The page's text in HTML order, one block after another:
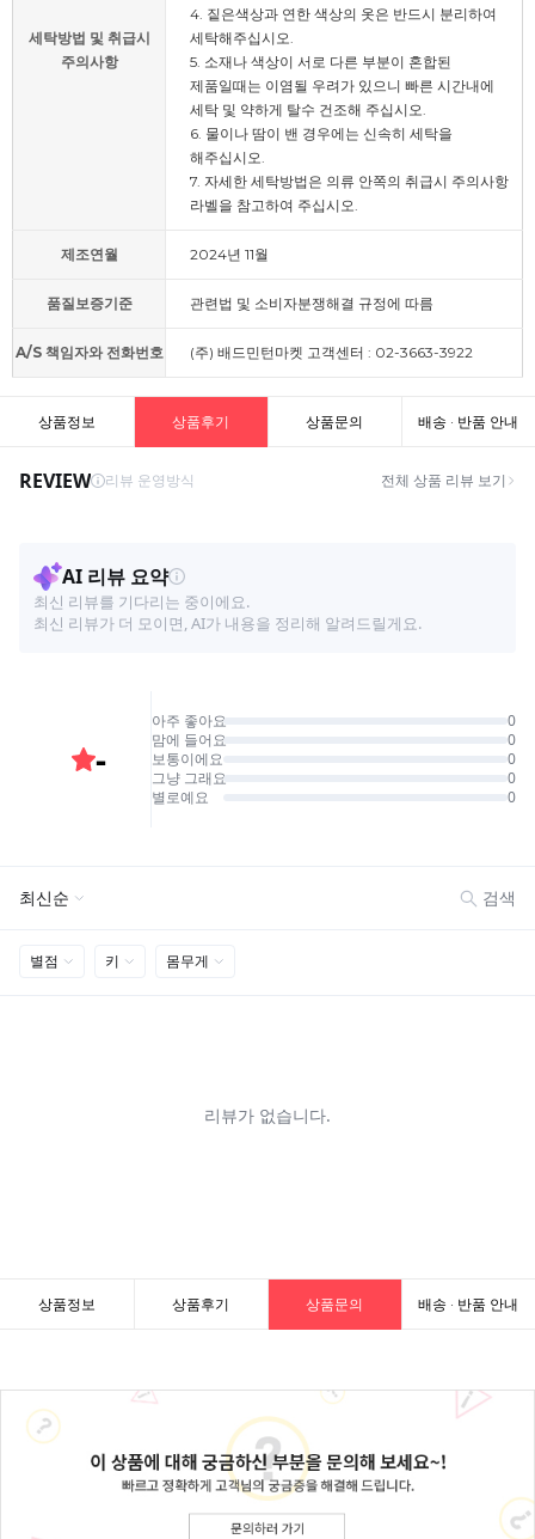
세탁방법 및 취급시
주의사항
4. 짙은색상과 연한 색상의 옷은 반드시 분리하여
세탁해주십시오.
5. 소재나 색상이 서로 다른 부분이 혼합된
제품일때는 이염될 우려가 있으니 빠른 시간내에
세탁 및 약하게 탈수 건조해 주십시오.
6. 물이나 땀이 밴 경우에는 신속히 세탁을
해주십시오.
7. 자세한 세탁방법은 의류 안쪽의 취급시 주의사항
라벨을 참고하여 주십시오.
제조연월 2024년 11월
품질보증기준 관련법 및 소비자분쟁해결 규정에 따름
A/S 책임자와 전화번호 (주) 배드민턴마켓 고객센터 : 02-3663-3922
상품정보 상품후기 상품문의 배송 · 반품 안내
상품정보 상품후기 상품문의 배송 · 반품 안내